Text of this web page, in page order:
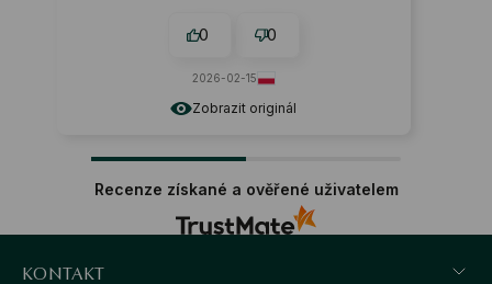
Zobrazit originál
0 0
2026-02-15
Recenze získané a ověřené uživatelem
KONTAKT